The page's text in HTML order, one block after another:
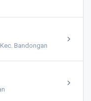
Bandongan